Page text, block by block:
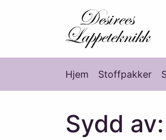
Hovedmeny
Hjem Stoffpakker
Sydd